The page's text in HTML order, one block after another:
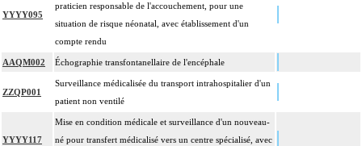
YYYY095
praticien responsable de l'accouchement, pour une
situation de risque néonatal, avec établissement d'un
compte rendu
AAQM002 Échographie transfontanellaire de l'encéphale
ZZQP001
Surveillance médicalisée du transport intrahospitalier d'un
patient non ventilé
YYYY117
Mise en condition médicale et surveillance d'un nouveau-
né pour transfert médicalisé vers un centre spécialisé, avec